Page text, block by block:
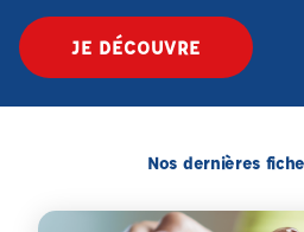
JE DÉCOUVRE
Nos dernières